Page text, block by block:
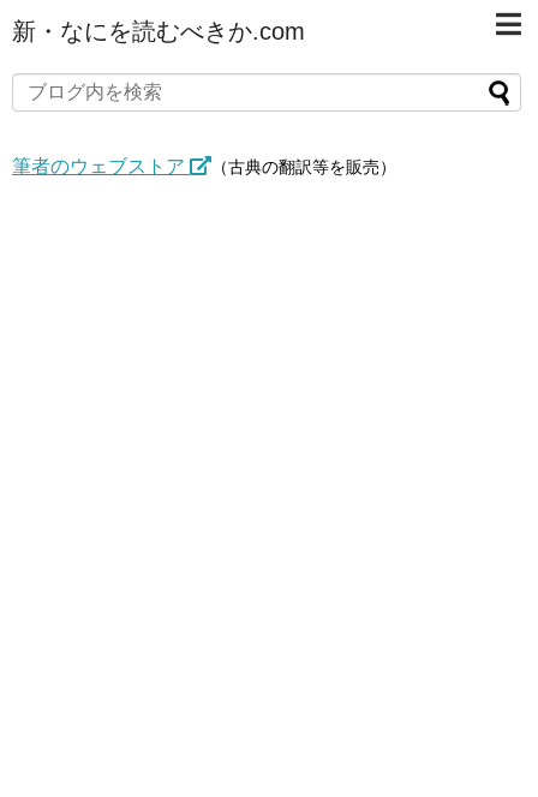
新・なにを読むべきか.com
筆者のウェブストア （古典の翻訳等を販売）